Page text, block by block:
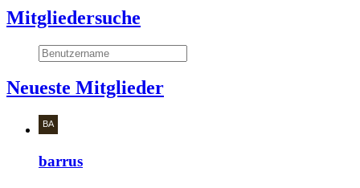
Mitgliedersuche
Neueste Mitglieder
barrus